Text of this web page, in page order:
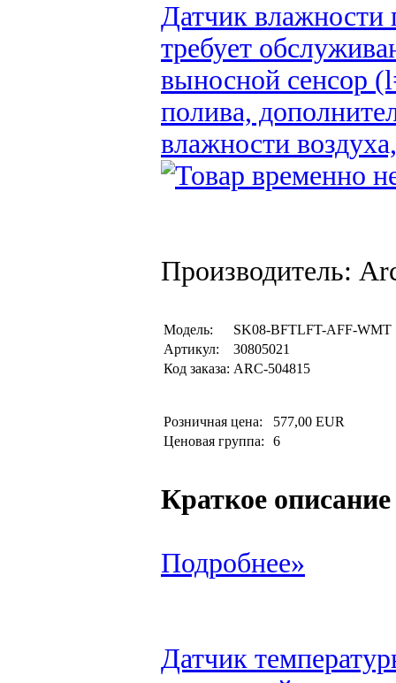
Датчик
требует
выносной сенсор
полива,
влажности
Производитель:
Модель:
SK08-BFTLFT-AFF-WMT
Артикул:
30805021
Код заказа: ARC-504815
Розничная цена:
577,00 EUR
Ценовая группа:
6
Краткое описание
Подробнее»
Датчик